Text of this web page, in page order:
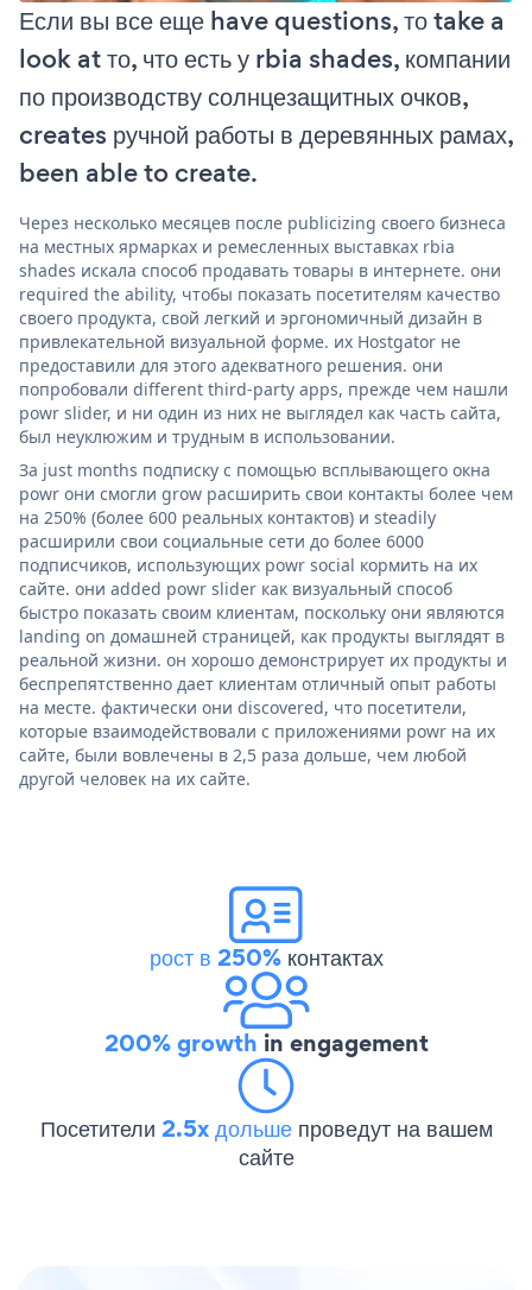
Если вы все еще have questions, то take a
look at то, что есть у rbia shades, компании
по производству солнцезащитных очков,
creates ручной работы в деревянных рамах,
been able to create.
Через несколько месяцев после publicizing своего бизнеса
на местных ярмарках и ремесленных выставках rbia
shades искала способ продавать товары в интернете. они
required the ability, чтобы показать посетителям качество
своего продукта, свой легкий и эргономичный дизайн в
привлекательной визуальной форме. их Hostgator не
предоставили для этого адекватного решения. они
попробовали different third-party apps, прежде чем нашли
powr slider, и ни один из них не выглядел как часть сайта,
был неуклюжим и трудным в использовании.
За just months подписку с помощью всплывающего окна
powr они смогли grow расширить свои контакты более чем
на 250% (более 600 реальных контактов) и steadily
расширили свои социальные сети до более 6000
подписчиков, использующих powr social кормить на их
сайте. они added powr slider как визуальный способ
быстро показать своим клиентам, поскольку они являются
landing on домашней страницей, как продукты выглядят в
реальной жизни. он хорошо демонстрирует их продукты и
беспрепятственно дает клиентам отличный опыт работы
на месте. фактически они discovered, что посетители,
которые взаимодействовали с приложениями powr на их
сайте, были вовлечены в 2,5 раза дольше, чем любой
другой человек на их сайте.
рост в 250%контактах
200% growth in engagement
Посетители 2.5x дольше проведут на вашем
сайте